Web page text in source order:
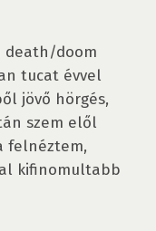
death/doom
tucat évvel
jövő hörgés,
szem elől
felnéztem,
kifinomultabb